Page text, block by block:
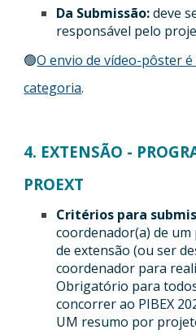
Da Submissão:deve
responsável pelo
🟢O envio de vídeo-pôster
categoria.
4. EXTENSÃO -
PROEXT
Critérios para
coordenador(a) de
de extensão (ou ser
coordenador para
Obrigatório para
concorrer ao PIBEX
UM resumo por